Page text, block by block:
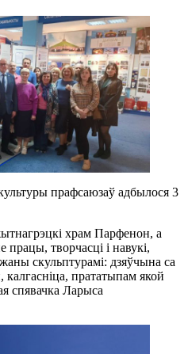
прафсаюзаў адбылося 3
храм Парфенон, а
працы, творчасці і навукі,
скульптурамі: дзяўчына са
прататыпам якой
спявачка Ларыса